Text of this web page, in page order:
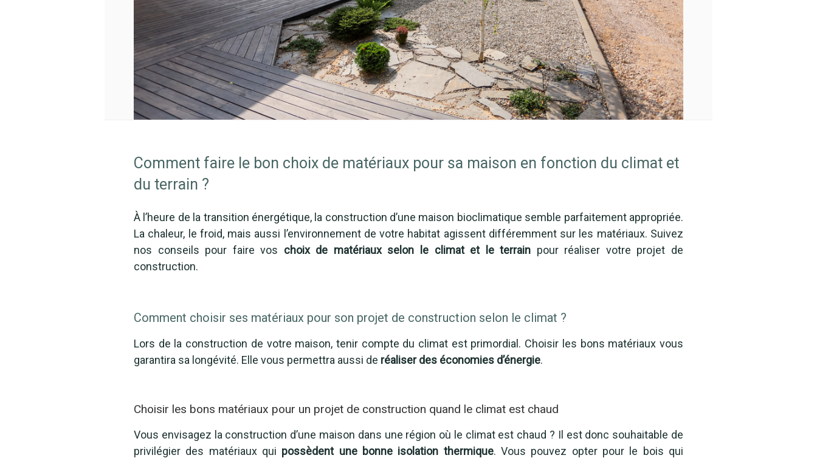
Comment faire le bon choix de matériaux pour sa maison en fonction du climat et
du terrain ?
À l’heure de la transition énergétique, la construction d’une maison bioclimatique semble parfaitement appropriée.
La chaleur, le froid, mais aussi l’environnement de votre habitat agissent différemment sur les matériaux. Suivez
nos conseils pour faire vos choix de matériaux selon le climat et le terrain pour réaliser votre projet de
construction.
Comment choisir ses matériaux pour son projet de construction selon le climat ?
Lors de la construction de votre maison, tenir compte du climat est primordial. Choisir les bons matériaux vous
garantira sa longévité. Elle vous permettra aussi de réaliser des économies d’énergie.
Choisir les bons matériaux pour un projet de construction quand le climat est chaud
Vous envisagez la construction d’une maison dans une région où le climat est chaud ? Il est donc souhaitable de
privilégier des matériaux qui possèdent une bonne isolation thermique. Vous pouvez opter pour le bois qui